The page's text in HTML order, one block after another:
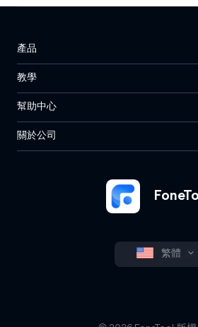
繁體
產品
教學
幫助中心
關於公司